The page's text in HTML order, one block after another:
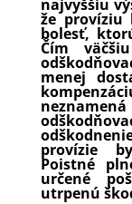
najvyššiu
že províziu
bolesť,
Čím
menej
provízie
Poistné
určené
utrpenú